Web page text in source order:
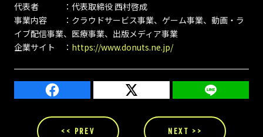
代表者 ：代表取締役 西村啓成
事業内容 ：クラウドサービス事業、ゲーム事業、動画・ラ
イブ配信事業、医療事業、出版メディア事業
企業サイト ： https://www.donuts.ne.jp/
<< PREV NEXT >>